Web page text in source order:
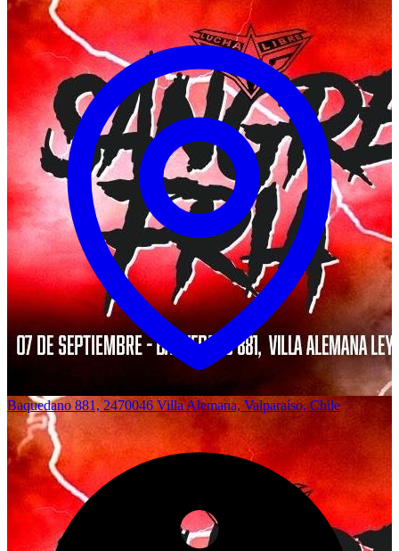
Baquedano 881, 2470046 Villa Alemana, Valparaíso, Chile